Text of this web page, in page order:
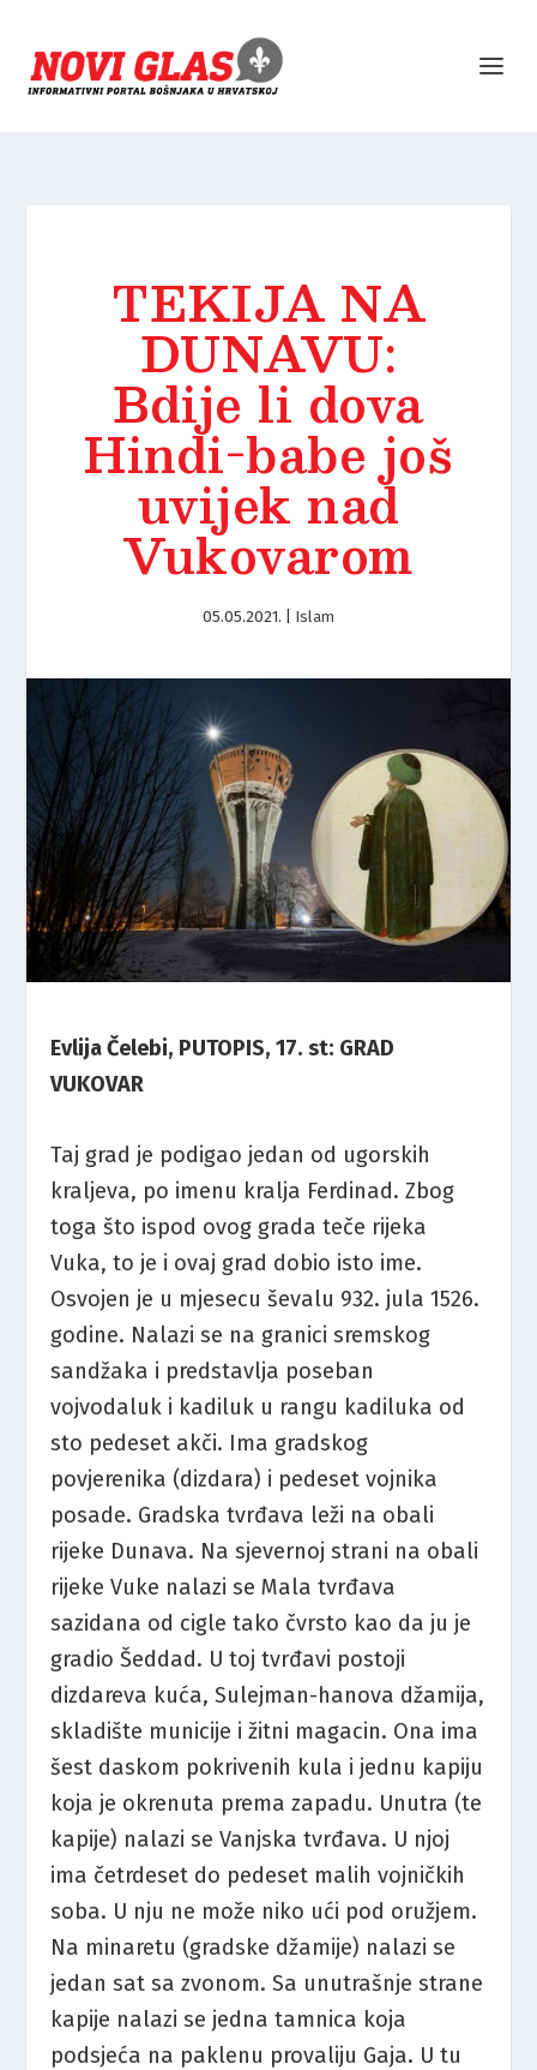
TEKIJA NA
DUNAVU:
Bdije li dova
Hindi-babe još
uvijek nad
Vukovarom
05.05.2021. Islam
Evlija Čelebi, PUTOPIS, 17. st: GRAD
VUKOVAR
Taj grad je podigao jedan od ugorskih
kraljeva, po imenu kralja Ferdinad. Zbog
toga što ispod ovog grada teče rijeka
Vuka, to je i ovaj grad dobio isto ime.
Osvojen je u mjesecu ševalu 932. jula 1526.
godine. Nalazi se na granici sremskog
sandžaka i predstavlja poseban
vojvodaluk i kadiluk u rangu kadiluka od
sto pedeset akči. Ima gradskog
povjerenika (dizdara) i pedeset vojnika
posade. Gradska tvrđava leži na obali
rijeke Dunava. Na sjevernoj strani na obali
rijeke Vuke nalazi se Mala tvrđava
sazidana od cigle tako čvrsto kao da ju je
gradio Šeddad. U toj tvrđavi postoji
dizdareva kuća, Sulejman-hanova džamija,
skladište municije i žitni magacin. Ona ima
šest daskom pokrivenih kula i jednu kapiju
koja je okrenuta prema zapadu. Unutra (te
kapije) nalazi se Vanjska tvrđava. U njoj
ima četrdeset do pedeset malih vojničkih
soba. U nju ne može niko ući pod oružjem.
Na minaretu (gradske džamije) nalazi se
jedan sat sa zvonom. Sa unutrašnje strane
kapije nalazi se jedna tamnica koja
podsjeća na paklenu provaliju Gaja. U tu